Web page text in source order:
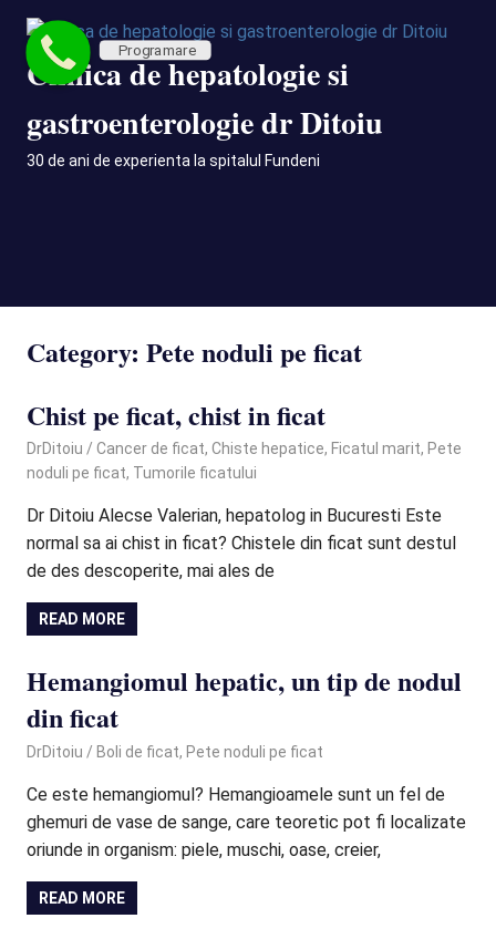
Skip
content
Clinica de hepatologie si
gastroenterologie dr Ditoiu
30 de ani de experienta la spitalul Fundeni
Category: Pete noduli pe ficat
Chist pe ficat, chist in ficat
September 8, 2021
DrDitoiu Cancer de ficat, Chiste hepatice, Ficatul marit, Pete
noduli pe ficat, Tumorile ficatului
Dr Ditoiu Alecse Valerian, hepatolog in Bucuresti Este
normal sa ai chist in ficat? Chistele din ficat sunt destul
de des descoperite, mai ales de
READ MORE
Hemangiomul hepatic, un tip de nodul
din ficat
November 17, 2020
DrDitoiu Boli de ficat, Pete noduli pe ficat
Ce este hemangiomul? Hemangioamele sunt un fel de
ghemuri de vase de sange, care teoretic pot fi localizate
oriunde in organism: piele, muschi, oase, creier,
READ MORE
Programare